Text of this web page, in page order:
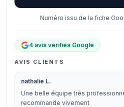
Numéro issu de la fiche
4 avis vérifiés Google
AVIS CLIENTS
nathalie L.
Une belle équipe très
recommande vivement